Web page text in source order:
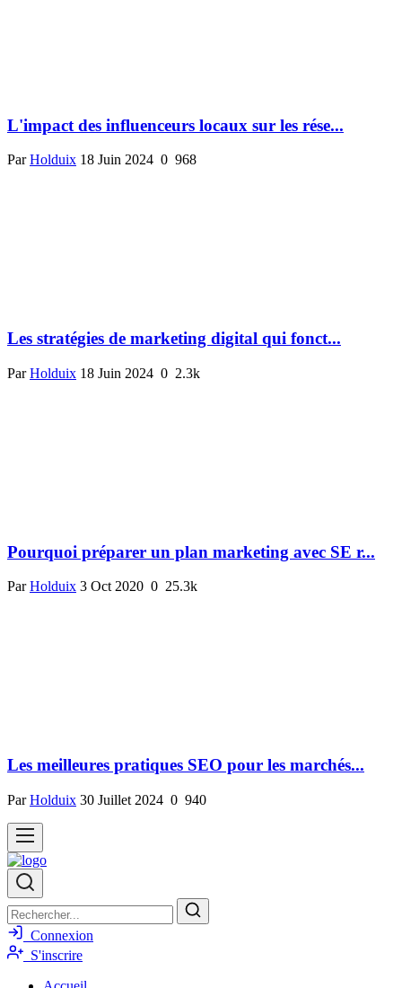
L'impact des influenceurs locaux sur les rése...
ParHolduix 18 Juin 2024 0 968
Les stratégies de marketing digital qui fonct...
ParHolduix 18 Juin 2024 0 2.3k
Pourquoi préparer un plan marketing avec SE r...
ParHolduix 3 Oct 2020 0 25.3k
Les meilleures pratiques SEO pour les marchés...
ParHolduix 30 Juillet 2024 0 940
Connexion
S'inscrire